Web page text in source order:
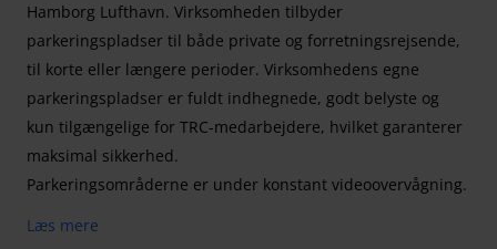
Hamborg Lufthavn. Virksomheden tilbyder
parkeringspladser til både private og forretningsrejsende,
til korte eller længere perioder. Virksomhedens egne
parkeringspladser er fuldt indhegnede, godt belyste og
kun tilgængelige for TRC-medarbejdere, hvilket garanterer
maksimal sikkerhed.
Parkeringsområderne er under konstant videoovervågning.
Læs mere